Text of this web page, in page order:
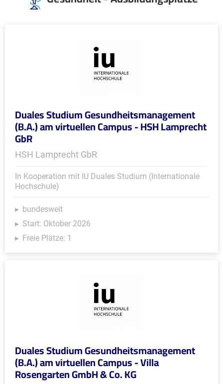
Duales Studium Gesundheitsmanagement
(B.A.) am virtuellen Campus - HSH Lamprecht
GbR
HSH Lamprecht GbR
In Kooperation mit IU Duales Studium (Internationale
Hochschule)
bundesweit
Start: Oktober 2026
Freie Plätze: 1
Duales Studium Gesundheitsmanagement
(B.A.) am virtuellen Campus - Villa
Rosengarten GmbH & Co. KG